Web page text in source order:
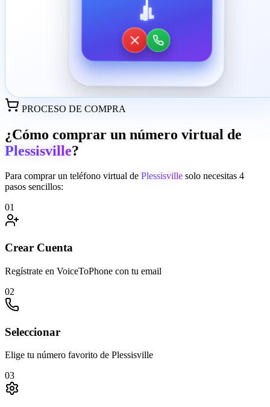
PROCESO DE COMPRA
¿Cómo comprar un número virtual de
Plessisville?
Para comprar un teléfono virtual de Plessisville solo necesitas 4
pasos sencillos:
01
Crear Cuenta
Regístrate en VoiceToPhone con tu email
02
Seleccionar
Elige tu número favorito de Plessisville
03